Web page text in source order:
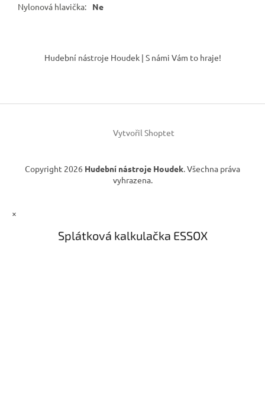
Nylonová hlavička: Ne
í
Hudební nástroje Houdek | S námi Vám to hraje!
Vytvořil Shoptet
Copyright 2026 Hudební nástroje Houdek. Všechna práva
vyhrazena.
×
Splátková kalkulačka ESSOX